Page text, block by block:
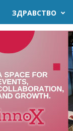
ЗДРАВСТВО